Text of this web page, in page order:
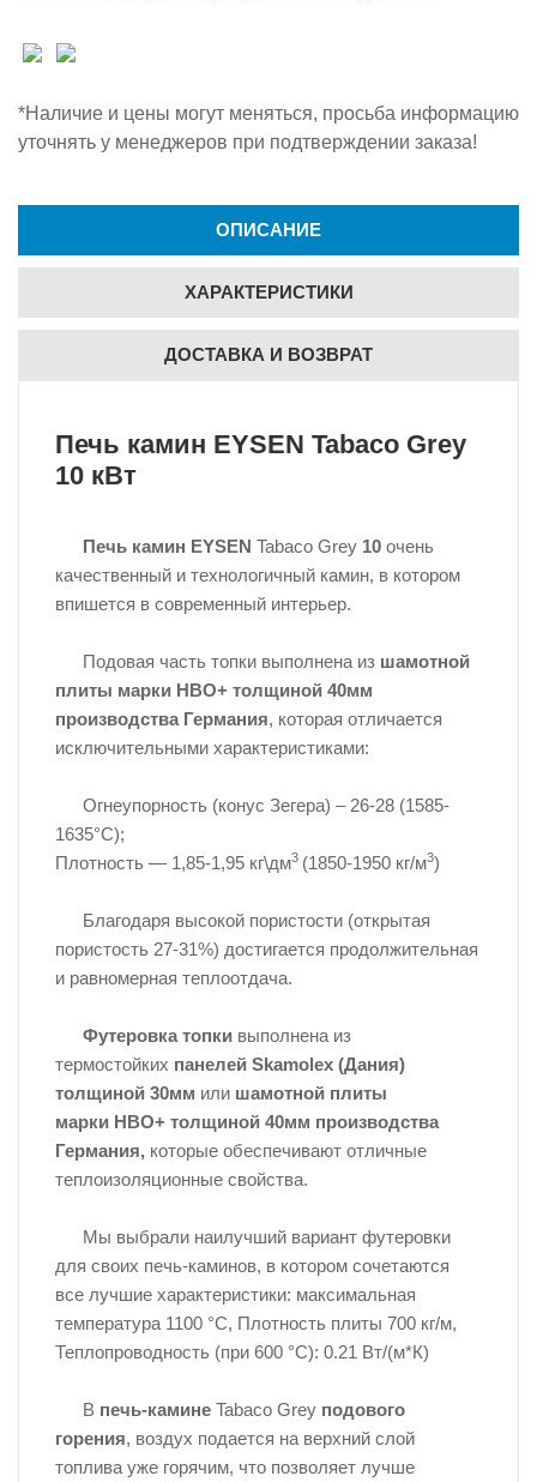
*Наличие и цены могут меняться, просьба информацию
уточнять у менеджеров при подтверждении заказа!
ОПИСАНИЕ
ХАРАКТЕРИСТИКИ
ДОСТАВКА И ВОЗВРАТ
Печь камин EYSEN Tabaco Grey
10 кВт
Печь камин EYSEN Tabaco Grey10очень
качественный и технологичный камин, в котором
впишется в современный интерьер.
Подовая часть топки выполнена из шамотной
плиты марки HBO+ толщиной 40мм
производства Германия, которая отличается
исключительными характеристиками:
Огнеупорность (конус Зегера) – 26-28 (1585-
1635°С);
Плотность — 1,85-1,95 кг\дм3 (1850-1950 кг/м3)
Благодаря высокой пористости (открытая
пористость 27-31%) достигается продолжительная
и равномерная теплоотдача.
Футеровка топкивыполнена из
термостойких панелей Skamolex (Дания)
толщиной 30мм или шамотной плиты
марки HBO+ толщиной 40мм производства
Германия, которые обеспечивают отличные
теплоизоляционные свойства.
Мы выбрали наилучший вариант футеровки
для своих печь-каминов, в котором сочетаются
все лучшие характеристики: максимальная
температура 1100 °С, Плотность плиты 700 кг/м,
Теплопроводность (при 600 °C): 0.21 Вт/(м*К)
В печь-камине Tabaco Grey подового
горения, воздух подается на верхний слой
топлива уже горячим, что позволяет лучше